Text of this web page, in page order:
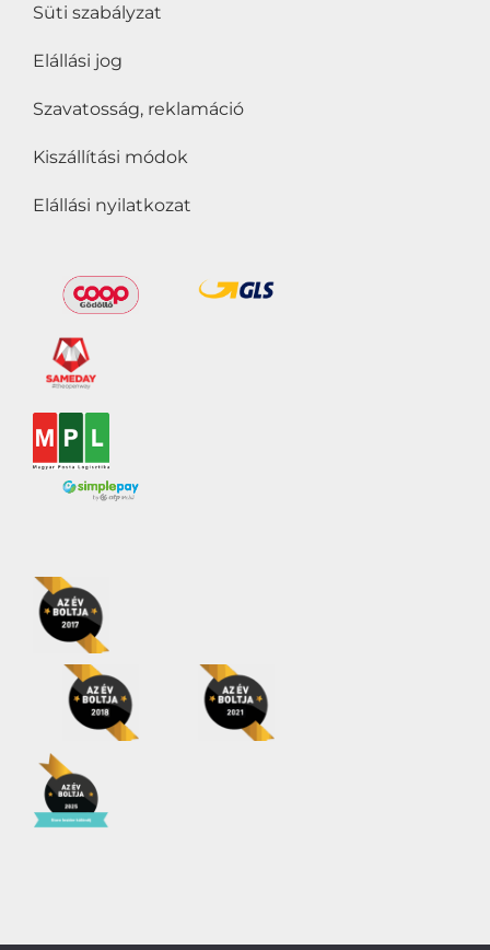
fogyaszthatják
Vegetáriánusok is
Süti szabályzat
Elállási jog
Szavatosság, reklamáció
Kiszállítási módok
Elállási nyilatkozat